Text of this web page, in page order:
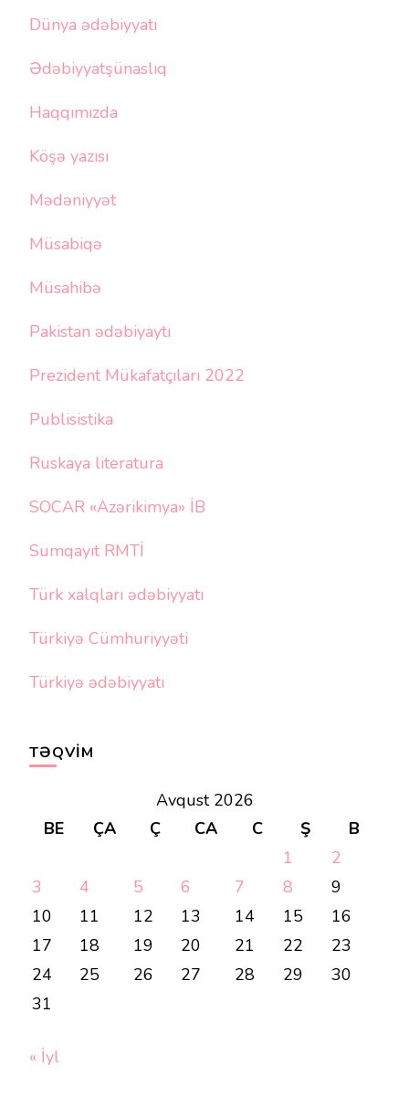
Dünya ədəbiyyatı
Ədəbiyyatşünaslıq
Haqqımızda
Köşə yazısı
Mədəniyyət
Müsabiqə
Müsahibə
Pakistan ədəbiyaytı
Prezident Mükafatçıları 2022
Publisistika
Ruskaya literatura
SOCAR «Azərikimya» İB
Sumqayıt RMTİ
Türk xalqları ədəbiyyatı
Türkiyə Cümhuriyyəti
Türkiyə ədəbiyyatı
TƏQVIM
Avqust 2026
BE
ÇA Ç CA C Ş
B
1
2
3
4 5 6 7 8
9
10
11 12 13 14 15
16
17
18 19 20 21 22
23
24
25 26 27 28 29
30
31
« İyl